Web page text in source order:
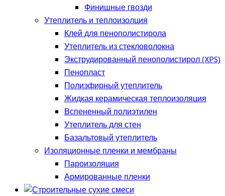
Финишные гвозди
Утеплитель и теплоизолция
Клей для пенополистирола
Утеплитель из стекловолокна
Экструдированный пенополистирол (XPS)
Пенопласт
Полиэфирный утеплитель
Жидкая керамическая теплоизоляция
Вспененный полиэтилен
Утеплитель для стен
Базальтовый утеплитель
Изоляционные пленки и мембраны
Пароизоляция
Армированные пленки